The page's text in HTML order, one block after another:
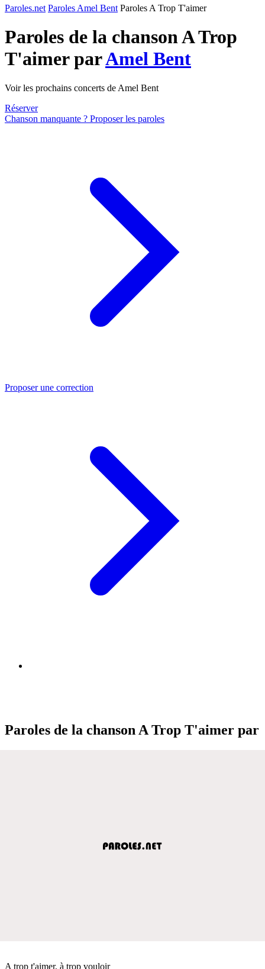
Paroles.net Paroles Amel Bent Paroles A Trop T'aimer
Paroles de la chanson A Trop
T'aimer parAmel Bent
Voir les prochains concerts de Amel Bent
Réserver
Chanson manquante ? Proposer les paroles
Proposer une correction
Paroles de la chanson A Trop T'aimer par
A trop t'aimer, à trop vouloir